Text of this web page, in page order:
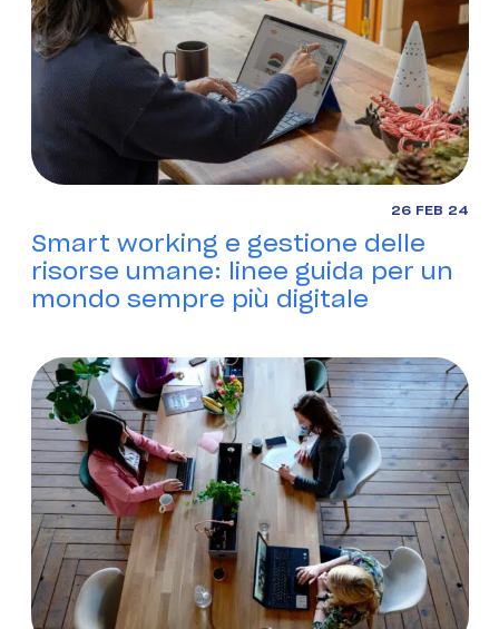
26 FEB 24
Smart working e gestione delle
risorse umane: linee guida per un
mondo sempre più digitale